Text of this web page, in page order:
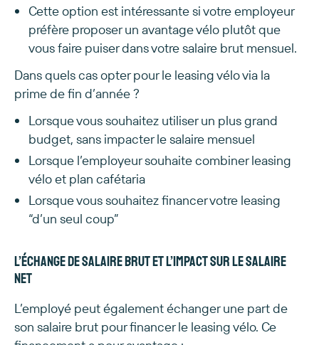
Cette option est intéressante si votre employeur
préfère proposer un avantage vélo plutôt que
vous faire puiser dans votre salaire brut mensuel.
Dans quels cas opter pour le leasing vélo via la
prime de fin d’année ?
Lorsque vous souhaitez utiliser un plus grand
budget, sans impacter le salaire mensuel
Lorsque l’employeur souhaite combiner leasing
vélo et plan cafétaria
Lorsque vous souhaitez financer votre leasing
“d’un seul coup”
L’échange de salaire brut et l’impact sur le salaire
net
L’employé peut également échanger une part de
son salaire brut pour financer le leasing vélo. Ce